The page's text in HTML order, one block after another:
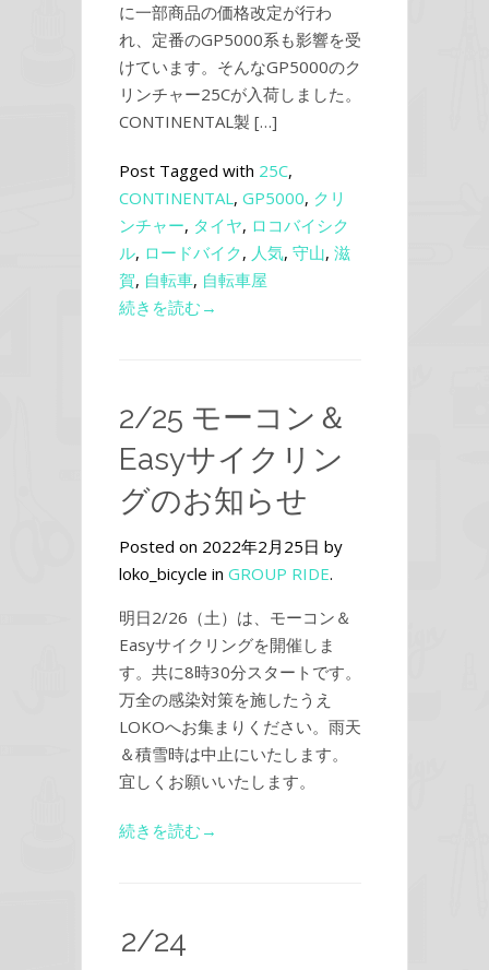
に一部商品の価格改定が行わ
れ、定番のGP5000系も影響を受
けています。そんなGP5000のク
リンチャー25Cが入荷しました。
CONTINENTAL製 […]
Post Tagged with 25C,
CONTINENTAL, GP5000, クリ
ンチャー, タイヤ, ロコバイシク
ル, ロードバイク, 人気, 守山, 滋
賀, 自転車, 自転車屋
続きを読む→
2/25 モーコン＆
Easyサイクリン
グのお知らせ
Posted on 2022年2月25日 by
loko_bicycle in GROUP RIDE.
明日2/26（土）は、モーコン＆
Easyサイクリングを開催しま
す。共に8時30分スタートです。
万全の感染対策を施したうえ
LOKOへお集まりください。雨天
＆積雪時は中止にいたします。
宜しくお願いいたします。
続きを読む→
2/24